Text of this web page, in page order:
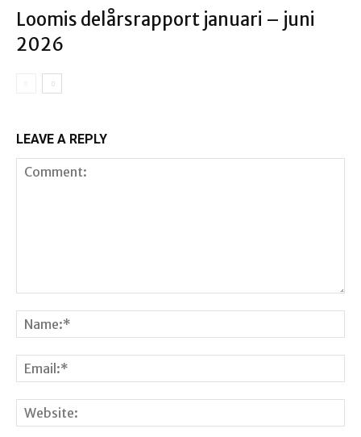
Loomis delårsrapport januari – juni
2026
LEAVE A REPLY